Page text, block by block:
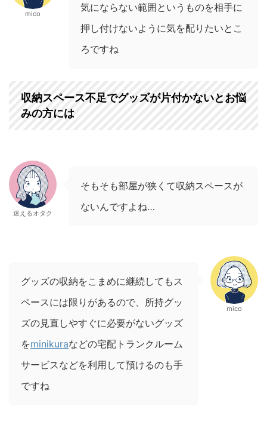
mico
気にならない範囲というものを相手に
押し付けないように気を配りたいとこ
ろですね
収納スペース不足でグッズが片付かないとお悩
みの方には
迷えるオタク
そもそも部屋が狭くて収納スペースが
ないんですよね…
グッズの収納をこまめに継続してもス
ペースには限りがあるので、所持グッ
ズの見直しやすぐに必要がないグッズ
をminikuraなどの宅配トランクルーム
サービスなどを利用して預けるのも手
ですね
mico